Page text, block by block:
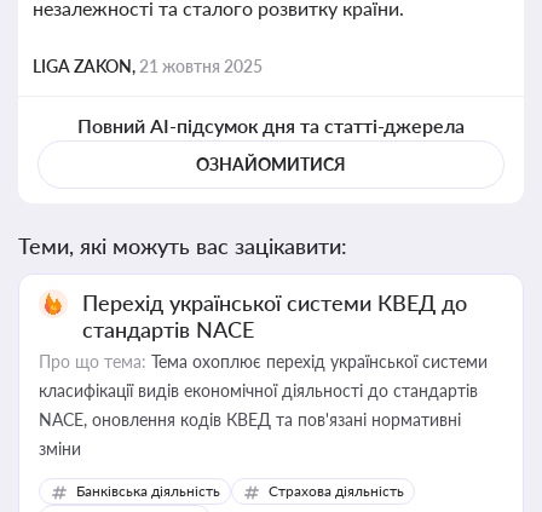
незалежності та сталого розвитку країни.
LIGA ZAKON, 21 жовтня 2025
Повний AI-підсумок дня та статті-джерела
ОЗНАЙОМИТИСЯ
Теми, які можуть вас зацікавити:
Перехід української системи КВЕД до
стандартів NACE
Про що тема: Тема охоплює перехід української системи
класифікації видів економічної діяльності до стандартів
NACE, оновлення кодів КВЕД та пов'язані нормативні
зміни
Банківська діяльність
Страхова діяльність